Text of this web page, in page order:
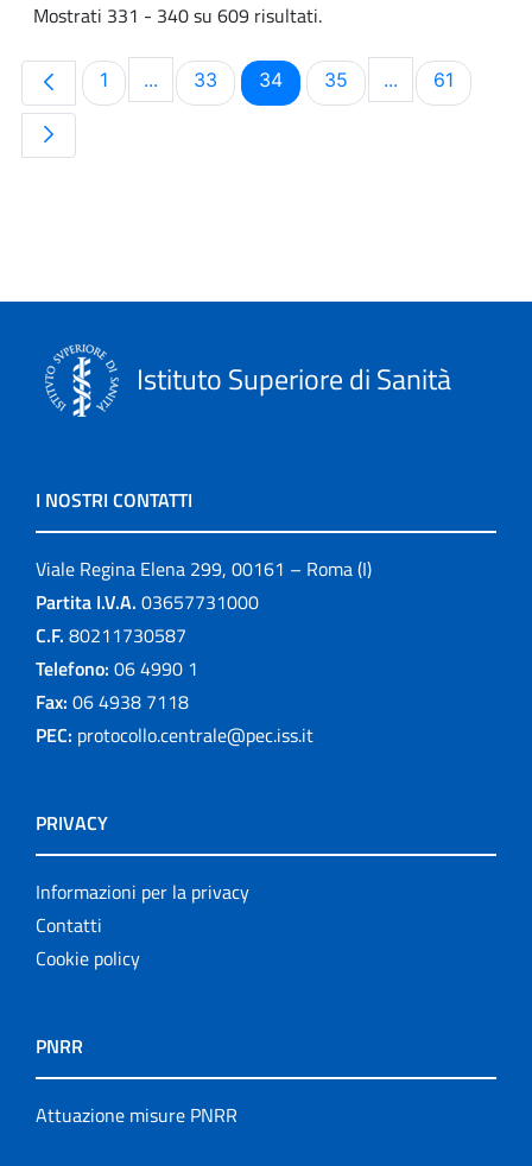
Mostrati 331 - 340 su 609 risultati.
Pagina
1 ...Pagine intermedie Use TAB to navigate.
Pagina
33 Pagina
34 Pagina
35 ...PaginePagina
61
Istituto Superiore di Sanità
I NOSTRI CONTATTI
Viale Regina Elena 299, 00161 – Roma (I)
Partita I.V.A. 03657731000
C.F. 80211730587
Telefono: 06 4990 1
Fax: 06 4938 7118
PEC: protocollo.centrale@pec.iss.it
PRIVACY
Informazioni per la privacy
Contatti
Cookie policy
PNRR
Attuazione misure PNRR